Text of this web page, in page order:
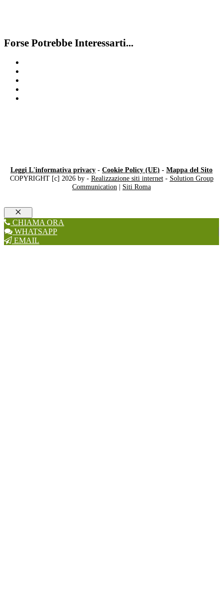
Forse Potrebbe Interessarti...
Leggi L'informativa privacy - Cookie Policy (UE) - Mappa del Sito
COPYRIGHT [c] 2026 by - Realizzazione siti internet- Solution Group
Communication | Siti Roma
Chiudi
CHIAMA ORA
WHATSAPP
EMAIL